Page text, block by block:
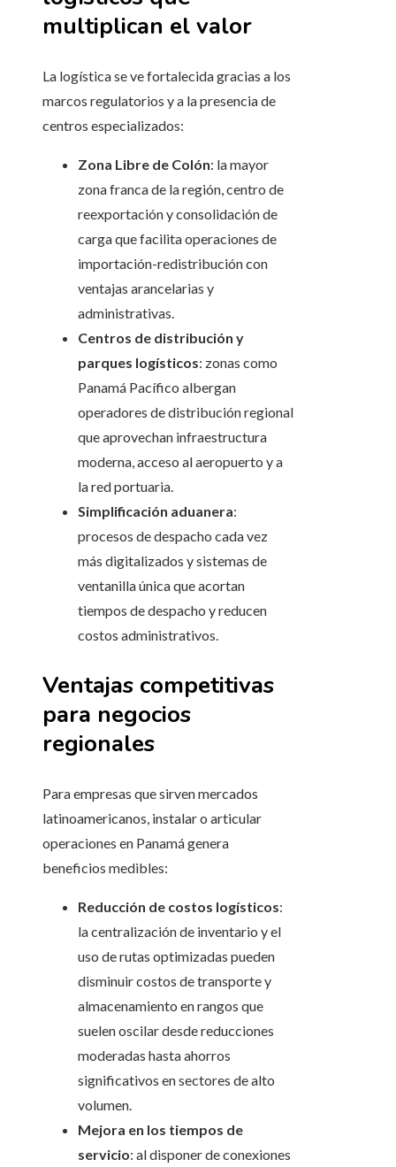
multiplican el valor
La logística se ve fortalecida gracias a los
marcos regulatorios y a la presencia de
centros especializados:
Zona Libre de Colón: la mayor
zona franca de la región, centro de
reexportación y consolidación de
carga que facilita operaciones de
importación-redistribución con
ventajas arancelarias y
administrativas.
Centros de distribución y
parques logísticos: zonas como
Panamá Pacífico albergan
operadores de distribución regional
que aprovechan infraestructura
moderna, acceso al aeropuerto y a
la red portuaria.
Simplificación aduanera:
procesos de despacho cada vez
más digitalizados y sistemas de
ventanilla única que acortan
tiempos de despacho y reducen
costos administrativos.
Ventajas competitivas
para negocios
regionales
Para empresas que sirven mercados
latinoamericanos, instalar o articular
operaciones en Panamá genera
beneficios medibles:
Reducción de costos logísticos:
la centralización de inventario y el
uso de rutas optimizadas pueden
disminuir costos de transporte y
almacenamiento en rangos que
suelen oscilar desde reducciones
moderadas hasta ahorros
significativos en sectores de alto
volumen.
Mejora en los tiempos de
servicio: al disponer de conexiones